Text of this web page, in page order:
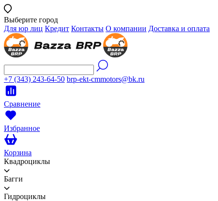
Выберите город
Для юр лиц Кредит Контакты О компании Доставка и оплата
+7 (343) 243-64-50 brp-ekt-cmmotors@bk.ru
Сравнение
Избранное
Корзина
Квадроциклы
Багги
Гидроциклы